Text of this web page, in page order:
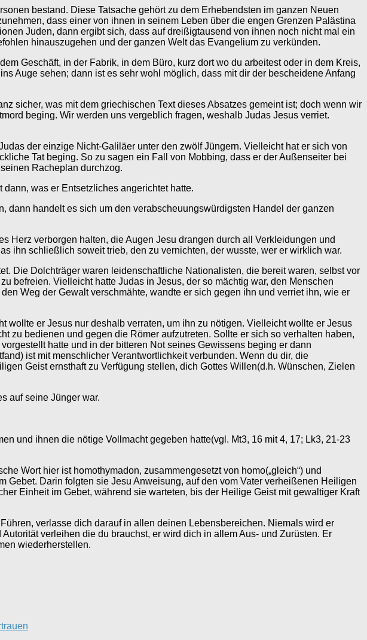
bestand. Diese Tatsache gehört zu dem Erhebendsten im ganzen Neuen
dass einer von ihnen in seinem Leben über die engen Grenzen Palästina
Juden, dann ergibt sich, dass auf dreißigtausend von ihnen noch nicht mal ein
hinauszugehen und der ganzen Welt das Evangelium zu verkünden.
Geschäft, in der Fabrik, in dem Büro, kurz dort wo du arbeitest oder in dem Kreis,
Auge sehen; dann ist es sehr wohl möglich, dass mit dir der bescheidene Anfang
sicher, was mit dem griechischen Text dieses Absatzes gemeint ist; doch wenn wir
beging. Wir werden uns vergeblich fragen, weshalb Judas Jesus verriet.
der einzige Nicht-Galiläer unter den zwölf Jüngern. Vielleicht hat er sich von
Tat beging. So zu sagen ein Fall von Mobbing, dass er der Außenseiter bei
Racheplan durchzog.
was er Entsetzliches angerichtet hatte.
handelt es sich um den verabscheuungswürdigsten Handel der ganzen
Herz verborgen halten, die Augen Jesu drangen durch all Verkleidungen und
ihn schließlich soweit trieb, den zu vernichten, der wusste, wer er wirklich war.
Die Dolchträger waren leidenschaftliche Nationalisten, die bereit waren, selbst vor
befreien. Vielleicht hatte Judas in Jesus, der so mächtig war, den Menschen
Weg der Gewalt verschmähte, wandte er sich gegen ihn und verriet ihn, wie er
er Jesus nur deshalb verraten, um ihn zu nötigen. Vielleicht wollte er Jesus
zu bedienen und gegen die Römer aufzutreten. Sollte er sich so verhalten haben,
hatte und in der bitteren Not seines Gewissens beging er dann
ist mit menschlicher Verantwortlichkeit verbunden. Wenn du dir, die
Geist ernsthaft zu Verfügung stellen, dich Gottes Willen(d.h. Wünschen, Zielen
auf seine Jünger war.
und ihnen die nötige Vollmacht gegeben hatte(vgl. Mt3, 16 mit 4, 17; Lk3, 21-23
Wort hier ist homothymadon, zusammengesetzt von homo(„gleich“) und
Gebet. Darin folgten sie Jesu Anweisung, auf den vom Vater verheißenen Heiligen
Einheit im Gebet, während sie warteten, bis der Heilige Geist mit gewaltiger Kraft
verlasse dich darauf in allen deinen Lebensbereichen. Niemals wird er
verleihen die du brauchst, er wird dich in allem Aus- und Zurüsten. Er
wiederherstellen.